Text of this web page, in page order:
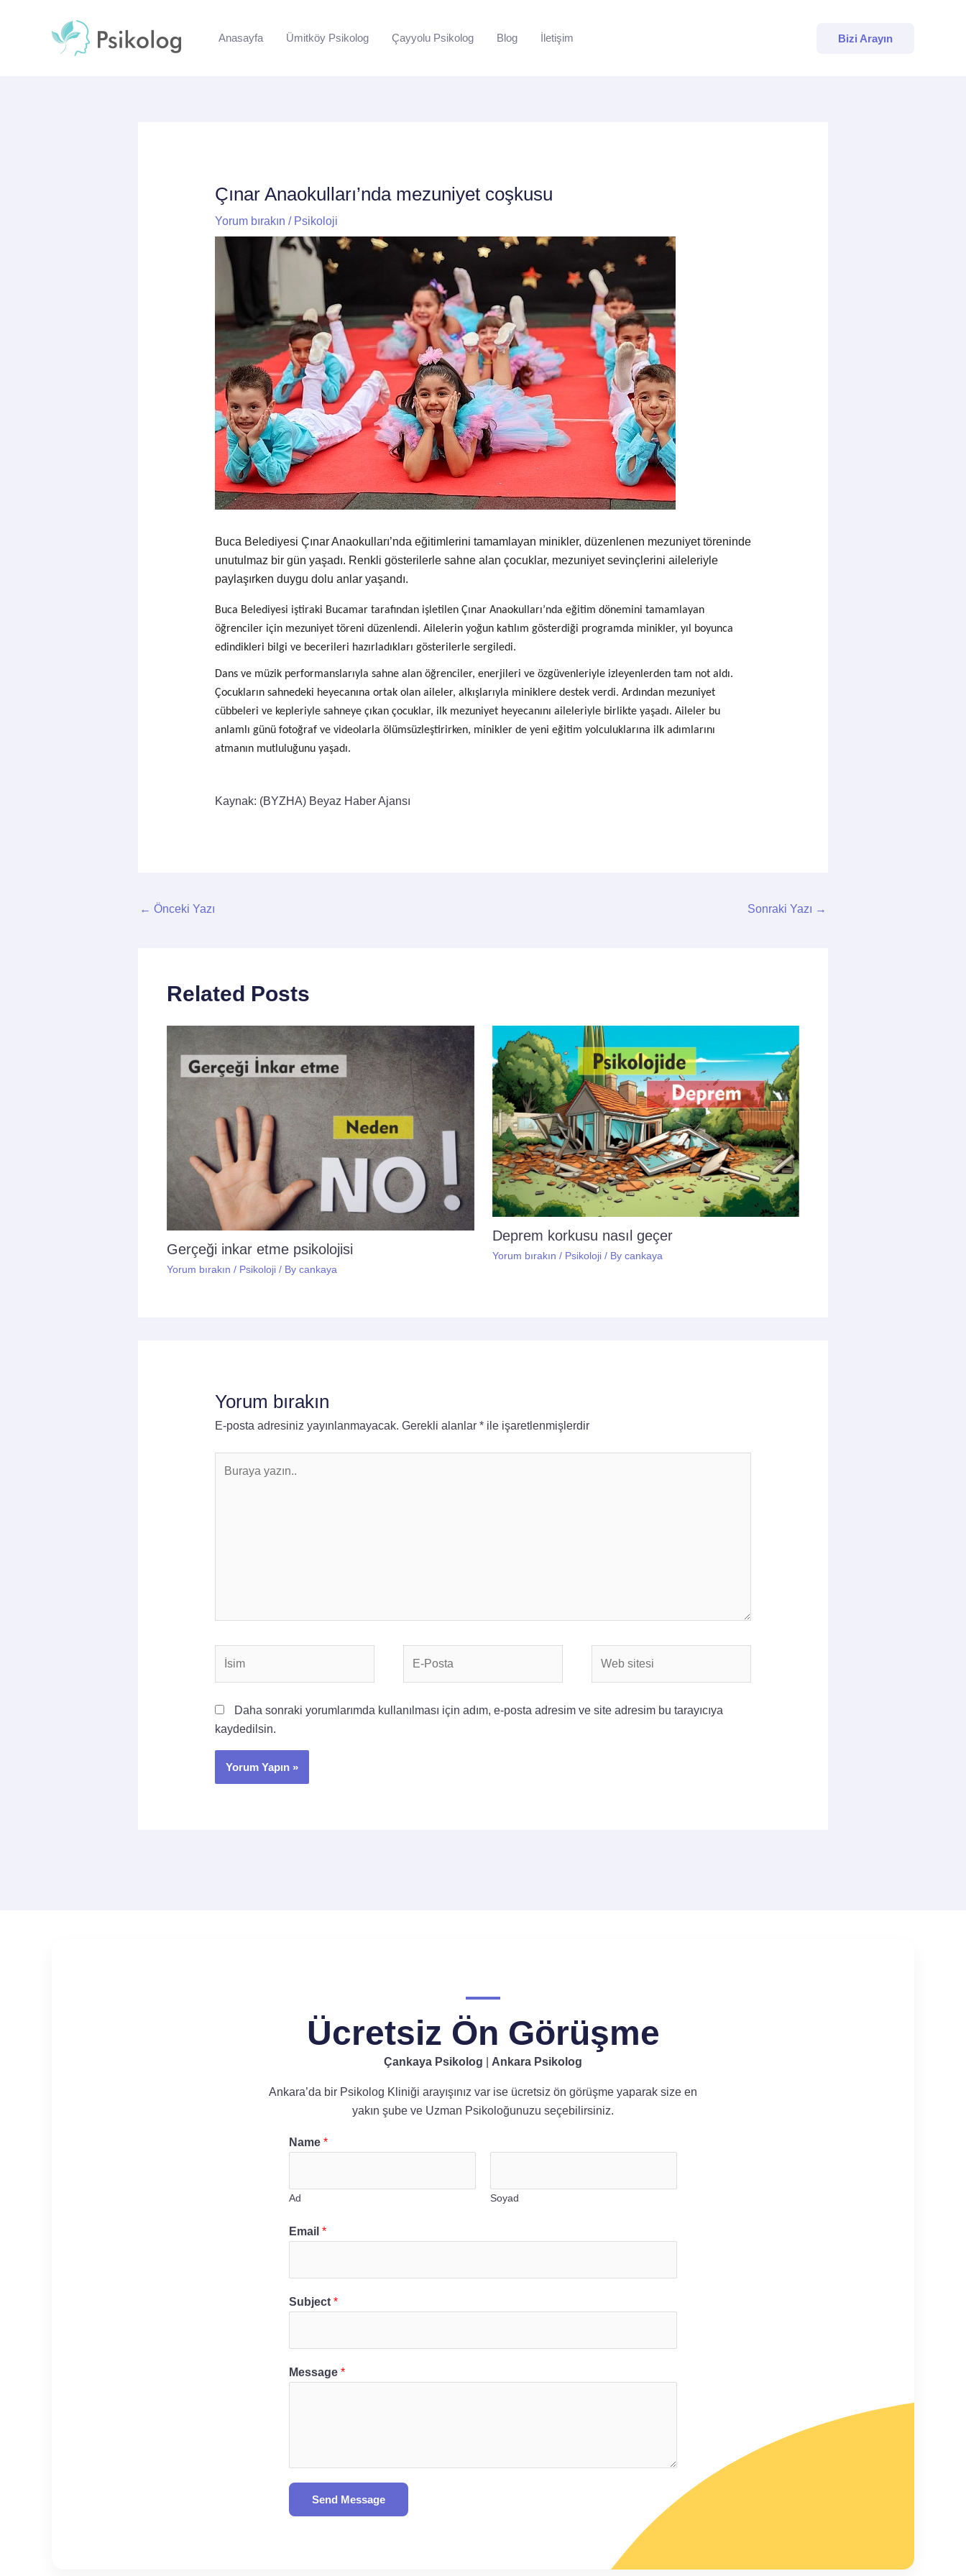
Anasayfa
Ümitköy Psikolog Çayyolu Psikolog Blog İletişim Bizi Arayın
Çınar Anaokulları’nda mezuniyet coşkusu
Yorum bırakın / Psikoloji
Buca Belediyesi Çınar Anaokulları’nda eğitimlerini tamamlayan minikler, düzenlenen mezuniyet töreninde
unutulmaz bir gün yaşadı. Renkli gösterilerle sahne alan çocuklar, mezuniyet sevinçlerini aileleriyle
paylaşırken duygu dolu anlar yaşandı.
Buca Belediyesi iştiraki Bucamar tarafından işletilen Çınar Anaokulları’nda eğitim dönemini tamamlayan
öğrenciler için mezuniyet töreni düzenlendi. Ailelerin yoğun katılım gösterdiği programda minikler, yıl boyunca
edindikleri bilgi ve becerileri hazırladıkları gösterilerle sergiledi.
Dans ve müzik performanslarıyla sahne alan öğrenciler, enerjileri ve özgüvenleriyle izleyenlerden tam not aldı.
Çocukların sahnedeki heyecanına ortak olan aileler, alkışlarıyla miniklere destek verdi. Ardından mezuniyet
cübbeleri ve kepleriyle sahneye çıkan çocuklar, ilk mezuniyet heyecanını aileleriyle birlikte yaşadı. Aileler bu
anlamlı günü fotoğraf ve videolarla ölümsüzleştirirken, minikler de yeni eğitim yolculuklarına ilk adımlarını
atmanın mutluluğunu yaşadı.
Kaynak: (BYZHA) Beyaz Haber Ajansı
dolaşımı
← Önceki Yazı Sonraki Yazı →
Related Posts
Gerçeği inkar etme psikolojisi
Yorum bırakın / Psikoloji / By cankaya
Deprem korkusu nasıl geçer
Yorum bırakın / Psikoloji/ By cankaya
Yorum bırakın
E-posta adresiniz yayınlanmayacak. Gerekli alanlar *ile işaretlenmişlerdir
Daha sonraki yorumlarımda kullanılması için adım, e-posta adresim ve site adresim bu tarayıcıya
kaydedilsin.
Ücretsiz Ön Görüşme
Çankaya Psikolog Ankara Psikolog
Ankara’da bir Psikolog Kliniği arayışınız var ise ücretsiz ön görüşme yaparak size en
yakın şube ve Uzman Psikoloğunuzu seçebilirsiniz.
Name *
Ad Soyad
Email *
Subject *
Message *
Send Message